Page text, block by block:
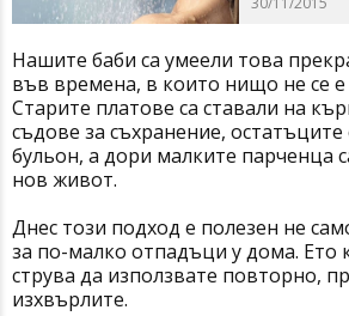
Нашите баби са умеели това
във времена, в които нищо не се е
Старите платове са ставали на
съдове за съхранение, остатъците
бульон, а дори малките парченца
нов живот.
Днес този подход е полезен не
за по-малко отпадъци у дома. Ето
струва да използвате повторно,
изхвърлите.